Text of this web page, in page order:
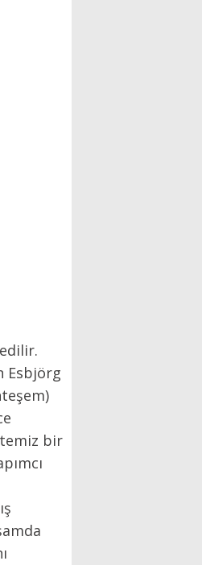
Esbjörg
temiz bir